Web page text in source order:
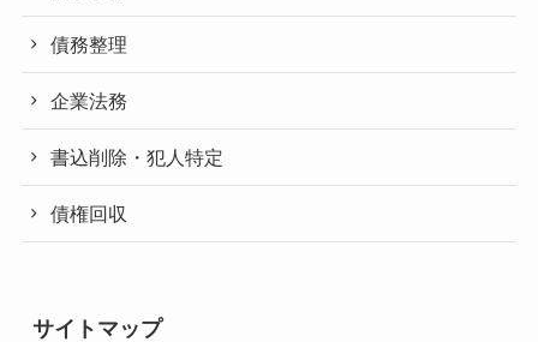
債務整理
企業法務
書込削除・犯人特定
債権回収
サイトマップ